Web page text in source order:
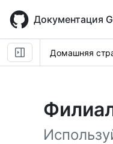
main
content
Документация
Домашняя